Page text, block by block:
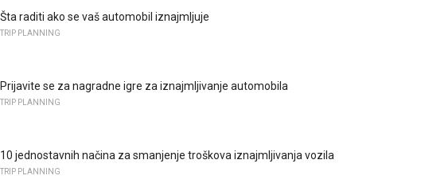
Šta raditi ako se vaš automobil iznajmljuje
TRIP PLANNING
Prijavite se za nagradne igre za iznajmljivanje automobila
TRIP PLANNING
10 jednostavnih načina za smanjenje troškova iznajmljivanja vozila
TRIP PLANNING